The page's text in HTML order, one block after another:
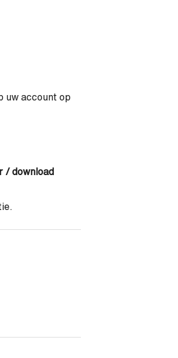
uw account op
/ download